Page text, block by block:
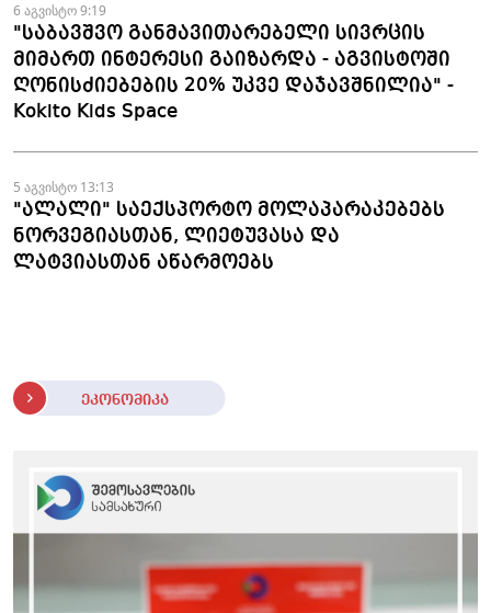
6 აგვისტო 9:19
"საბავშვო განმავითარებელი სივრცის
მიმართ ინტერესი გაიზარდა - აგვისტოში
ღონისძიებების 20% უკვე დაჯავშნილია" -
Kokito Kids Space
5 აგვისტო 13:13
"ალალი" საექსპორტო მოლაპარაკებებს
ნორვეგიასთან, ლიეტუვასა და
ლატვიასთან აწარმოებს
ეკონომიკა